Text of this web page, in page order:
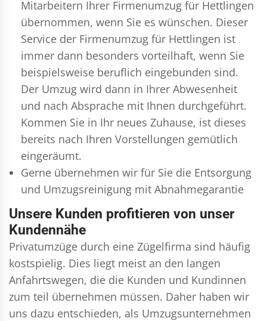
Mitarbeitern Ihrer Firmenumzug für Hettlingen
übernommen, wenn Sie es wünschen. Dieser
Service der Firmenumzug für Hettlingen ist
immer dann besonders vorteilhaft, wenn Sie
beispielsweise beruflich eingebunden sind.
Der Umzug wird dann in Ihrer Abwesenheit
und nach Absprache mit Ihnen durchgeführt.
Kommen Sie in Ihr neues Zuhause, ist dieses
bereits nach Ihren Vorstellungen gemütlich
eingeräumt.
Gerne übernehmen wir für Sie die Entsorgung
und Umzugsreinigung mit Abnahmegarantie
Unsere Kunden profitieren von unser
Kundennähe
Privatumzüge durch eine Zügelfirma sind häufig
kostspielig. Dies liegt meist an den langen
Anfahrtswegen, die die Kunden und Kundinnen
zum teil übernehmen müssen. Daher haben wir
uns dazu entschieden, als Umzugsunternehmen